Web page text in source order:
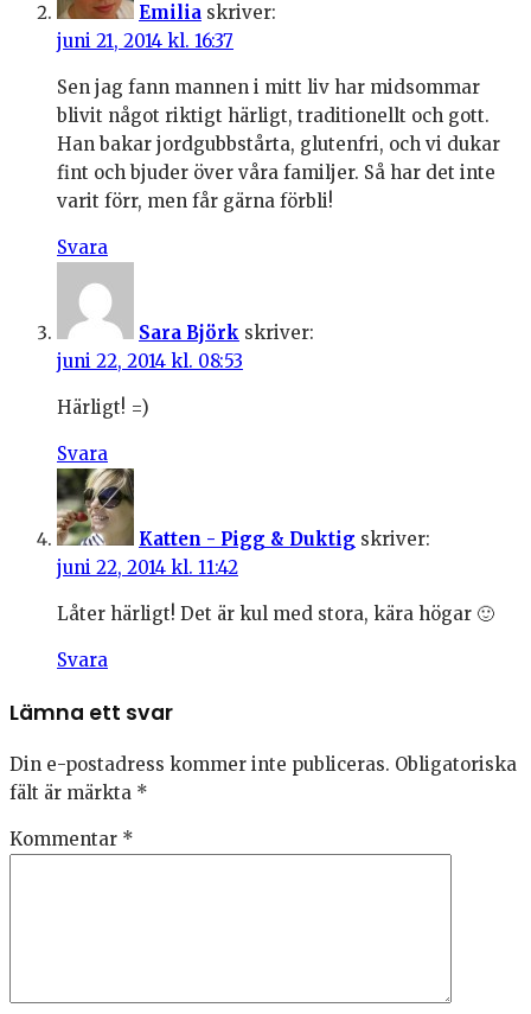
Emilia skriver:
juni 21, 2014 kl. 16:37
Sen jag fann mannen i mitt liv har midsommar
blivit något riktigt härligt, traditionellt och gott.
Han bakar jordgubbstårta, glutenfri, och vi dukar
fint och bjuder över våra familjer. Så har det inte
varit förr, men får gärna förbli!
Svara
Sara Björk skriver:
juni 22, 2014 kl. 08:53
Härligt! =)
Svara
Katten - Pigg & Duktig skriver:
juni 22, 2014 kl. 11:42
Låter härligt! Det är kul med stora, kära högar 🙂
Svara
Lämna ett svar
Din e-postadress kommer inte publiceras. Obligatoriska
fält är märkta *
Kommentar *